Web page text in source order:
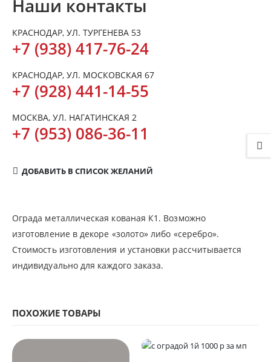
Наши контакты
КРАСНОДАР, УЛ. ТУРГЕНЕВА 53
+7 (938) 417-76-24
КРАСНОДАР, УЛ. МОСКОВСКАЯ 67
+7 (928) 441-14-55
МОСКВА, УЛ. НАГАТИНСКАЯ 2
+7 (953) 086-36-11
ДОБАВИТЬ В СПИСОК ЖЕЛАНИЙ
Ограда металлическая кованая К1. Возможно
изготовление в декоре «золото» либо «серебро».
Стоимость изготовления и установки рассчитывается
индивидуально для каждого заказа.
ПОХОЖИЕ ТОВАРЫ